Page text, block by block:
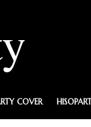
COVER